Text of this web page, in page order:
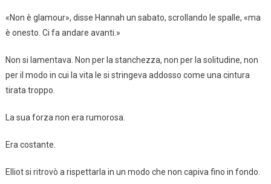
«Non è glamour», disse Hannah un sabato, scrollando le spalle, «ma
è onesto. Ci fa andare avanti.»
Non si lamentava. Non per la stanchezza, non per la solitudine, non
per il modo in cui la vita le si stringeva addosso come una cintura
tirata troppo.
La sua forza non era rumorosa.
Era costante.
Elliot si ritrovò a rispettarla in un modo che non capiva fino in fondo.